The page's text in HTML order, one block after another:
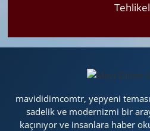
mavididimcomtr, yepyeni
sadelik ve modernizmi bir
kaçınıyor ve insanlara haber